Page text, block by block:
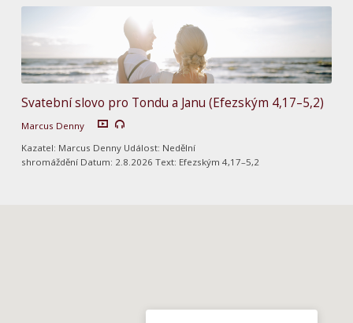
Svatební slovo pro Tondu a Janu (Efezským 4,17–5,2)
Marcus Denny
Kazatel: Marcus Denny Událost: Nedělní
shromáždění Datum: 2.8.2026 Text: Efezským 4,17–5,2